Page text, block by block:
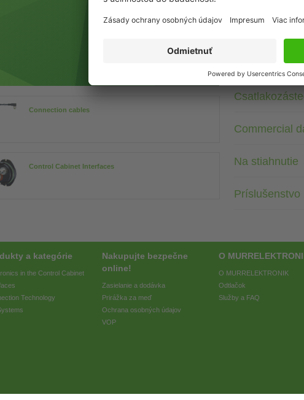
Connection cables
Control Cabinet Interfaces
Technické
Commercial
Na stiahnutie
Príslušenstvo
a kategórie
in the Control Cabinet
Technology
Nakupujte bezpečne
online!
Zasielanie a dodávka
Prirážka za meď
Ochrana osobných údajov
VOP
O
O MURRELEKTRONIK
Odtlačok
Služby a FAQ